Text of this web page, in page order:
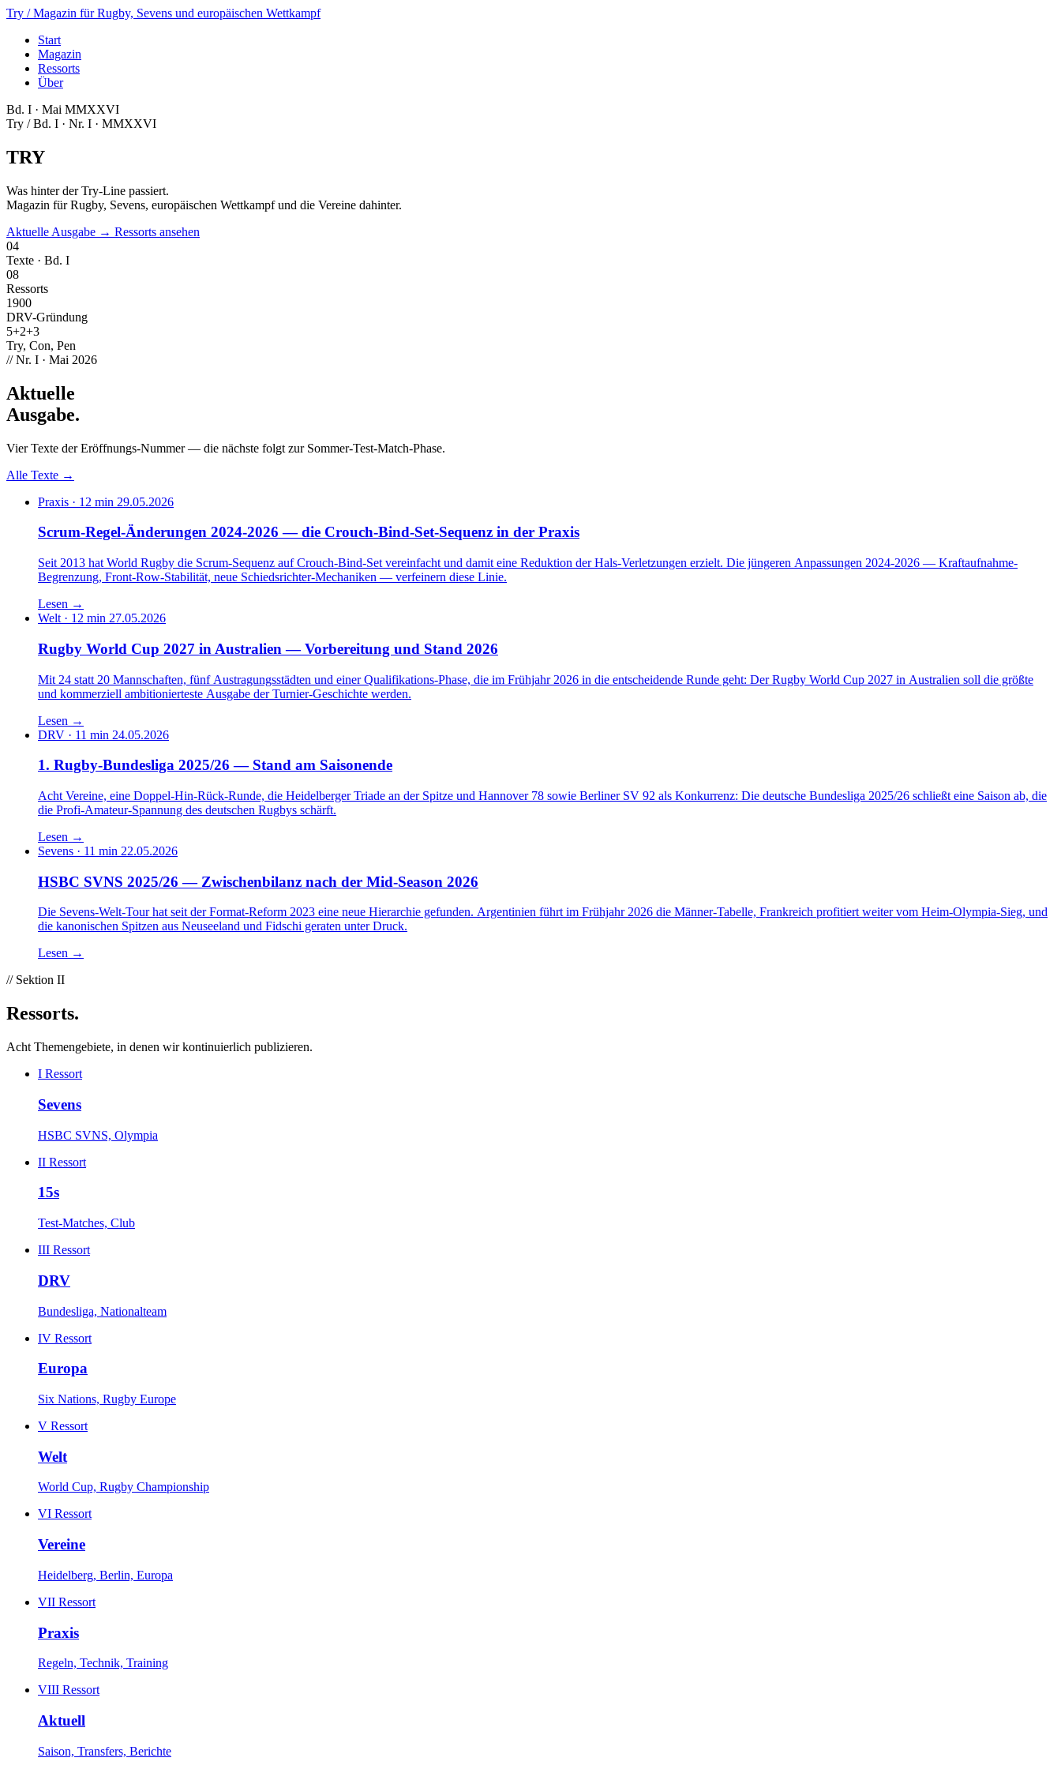
Try / Magazin für Rugby, Sevens und europäischen Wettkampf
Start
Magazin
Ressorts
Über
Bd. I · Mai MMXXVI
Try / Bd. I · Nr. I · MMXXVI
TRY
Was hinter der Try-Line passiert.
Magazin für Rugby, Sevens, europäischen Wettkampf und die Vereine dahinter.
Aktuelle Ausgabe → Ressorts ansehen
04
Texte · Bd. I
08
Ressorts
1900
DRV-Gründung
5+2+3
Try, Con, Pen
// Nr. I · Mai 2026
Aktuelle
Ausgabe.
Vier Texte der Eröffnungs-Nummer — die nächste folgt zur Sommer-Test-Match-Phase.
Alle Texte →
Praxis · 12 min 29.05.2026
Scrum-Regel-Änderungen 2024-2026 — die Crouch-Bind-Set-Sequenz in der Praxis
Seit 2013 hat World Rugby die Scrum-Sequenz auf Crouch-Bind-Set vereinfacht und damit eine Reduktion der Hals-Verletzungen erzielt. Die jüngeren Anpassungen 2024-2026 — Kraftaufnahme-
Begrenzung, Front-Row-Stabilität, neue Schiedsrichter-Mechaniken — verfeinern diese Linie.
Lesen →
Welt · 12 min 27.05.2026
Rugby World Cup 2027 in Australien — Vorbereitung und Stand 2026
Mit 24 statt 20 Mannschaften, fünf Austragungsstädten und einer Qualifikations-Phase, die im Frühjahr 2026 in die entscheidende Runde geht: Der Rugby World Cup 2027 in Australien soll die größte
und kommerziell ambitionierteste Ausgabe der Turnier-Geschichte werden.
Lesen →
DRV · 11 min 24.05.2026
1. Rugby-Bundesliga 2025/26 — Stand am Saisonende
Acht Vereine, eine Doppel-Hin-Rück-Runde, die Heidelberger Triade an der Spitze und Hannover 78 sowie Berliner SV 92 als Konkurrenz: Die deutsche Bundesliga 2025/26 schließt eine Saison ab, die
die Profi-Amateur-Spannung des deutschen Rugbys schärft.
Lesen →
Sevens · 11 min 22.05.2026
HSBC SVNS 2025/26 — Zwischenbilanz nach der Mid-Season 2026
Die Sevens-Welt-Tour hat seit der Format-Reform 2023 eine neue Hierarchie gefunden. Argentinien führt im Frühjahr 2026 die Männer-Tabelle, Frankreich profitiert weiter vom Heim-Olympia-Sieg, und
die kanonischen Spitzen aus Neuseeland und Fidschi geraten unter Druck.
Lesen →
// Sektion II
Ressorts.
Acht Themengebiete, in denen wir kontinuierlich publizieren.
I Ressort
Sevens
HSBC SVNS, Olympia
II Ressort
15s
Test-Matches, Club
III Ressort
DRV
Bundesliga, Nationalteam
IV Ressort
Europa
Six Nations, Rugby Europe
V Ressort
Welt
World Cup, Rugby Championship
VI Ressort
Vereine
Heidelberg, Berlin, Europa
VII Ressort
Praxis
Regeln, Technik, Training
VIII Ressort
Aktuell
Saison, Transfers, Berichte